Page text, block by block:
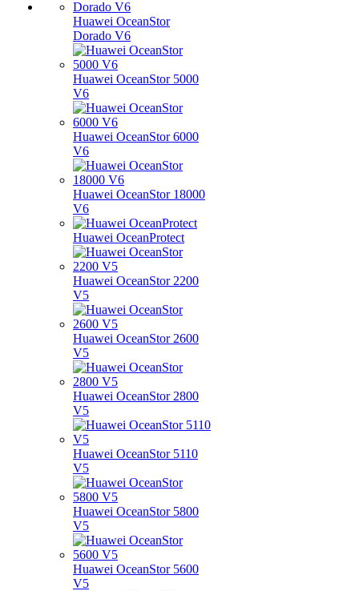
Huawei OceanStor
Dorado V6
Huawei OceanStor 5000
V6
Huawei OceanStor 6000
V6
Huawei OceanStor 18000
V6
Huawei OceanProtect
Huawei OceanStor 2200
V5
Huawei OceanStor 2600
V5
Huawei OceanStor 2800
V5
Huawei OceanStor 5110
V5
Huawei OceanStor 5800
V5
Huawei OceanStor 5600
V5